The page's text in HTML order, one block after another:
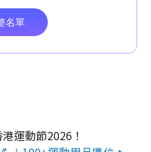
運動節2026！